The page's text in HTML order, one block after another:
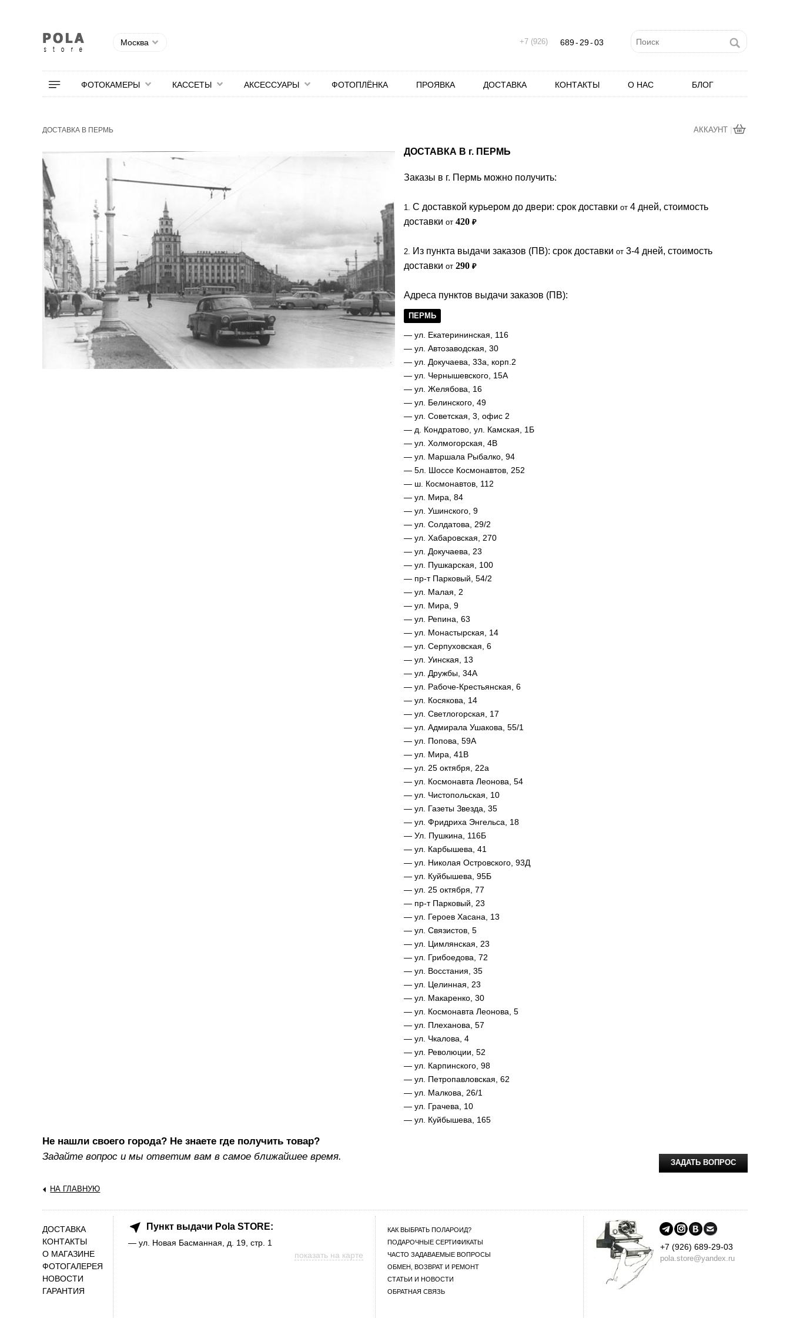
АККАУНТ |
Москва
ФОТОКАМЕРЫ КАССЕТЫ АКСЕССУАРЫ ФОТОПЛЁНКА ПРОЯВКА ДОСТАВКА КОНТАКТЫ О НАС БЛОГ
+7 (926) 689- 29-03
ДОСТАВКА В ПЕРМЬ
ДОСТАВКА В г. ПЕРМЬ
Заказы в г. Пермь можно получить:
1. C доставкой курьером до двери: cрок доставки от 4 дней, стоимость
доставки от 420 ₽
2. Из пункта выдачи заказов (ПВ): срок доставки от 3-4 дней, стоимость
доставки от 290 ₽
Адреса пунктов выдачи заказов (ПВ):
ПЕРМЬ
— ул. Екатерининская, 116
— ул. Автозаводская, 30
— ул. Докучаева, 33а, корп.2
— ул. Чернышевского, 15А
— ул. Желябова, 16
— ул. Белинского, 49
— ул. Советская, 3, офис 2
— д. Кондратово, ул. Камская, 1Б
— ул. Холмогорская, 4В
— ул. Маршала Рыбалко, 94
— 5л. Шоссе Космонавтов, 252
— ш. Космонавтов, 112
— ул. Мира, 84
— ул. Ушинского, 9
— ул. Солдатова, 29/2
— ул. Хабаровская, 270
— ул. Докучаева, 23
— ул. Пушкарская, 100
— пр-т Парковый, 54/2
— ул. Малая, 2
— ул. Мира, 9
— ул. Репина, 63
— ул. Монастырская, 14
— ул. Серпуховская, 6
— ул. Уинская, 13
— ул. Дружбы, 34А
— ул. Рабоче-Крестьянская, 6
— ул. Косякова, 14
— ул. Светлогорская, 17
— ул. Адмирала Ушакова, 55/1
— ул. Попова, 59А
— ул. Мира, 41В
— ул. 25 октября, 22а
— ул. Космонавта Леонова, 54
— ул. Чистопольская, 10
— ул. Газеты Звезда, 35
— ул. Фридриха Энгельса, 18
— Ул. Пушкина, 116Б
— ул. Карбышева, 41
— ул. Николая Островского, 93Д
— ул. Куйбышева, 95Б
— ул. 25 октября, 77
— пр-т Парковый, 23
— ул. Героев Хасана, 13
— ул. Связистов, 5
— ул. Цимлянская, 23
— ул. Грибоедова, 72
— ул. Восстания, 35
— ул. Целинная, 23
— ул. Макаренко, 30
— ул. Космонавта Леонова, 5
— ул. Плеханова, 57
— ул. Чкалова, 4
— ул. Революции, 52
— ул. Карпинского, 98
— ул. Петропавловская, 62
— ул. Малкова, 26/1
— ул. Грачева, 10
— ул. Куйбышева, 165
Не нашли своего города? Не знаете где получить товар?
Задайте вопрос и мы ответим вам в самое ближайшее время.
ЗАДАТЬ ВОПРОС
НА ГЛАВНУЮ
ДОСТАВКА
КОНТАКТЫ
О МАГАЗИНЕ
ФОТОГАЛЕРЕЯ
НОВОСТИ
ГАРАНТИЯ
Пункт выдачи Pola STORE:
— ул. Новая Басманная, д. 19, стр. 1
показать на карте
КАК ВЫБРАТЬ ПОЛАРОИД?
ПОДАРОЧНЫЕ СЕРТИФИКАТЫ
ЧАСТО ЗАДАВАЕМЫЕ ВОПРОСЫ
ОБМЕН, ВОЗВРАТ И РЕМОНТ
СТАТЬИ И НОВОСТИ
ОБРАТНАЯ СВЯЗЬ
+7 (926) 689-29-03
pola.store@yandex.ru